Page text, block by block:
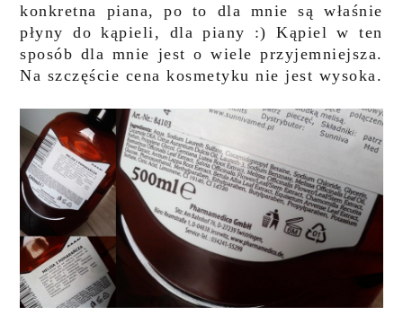
konkretna piana, po to dla mnie są właśnie
płyny do kąpieli, dla piany :) Kąpiel w ten
sposób dla mnie jest o wiele przyjemniejsza.
Na szczęście cena kosmetyku nie jest wysoka.